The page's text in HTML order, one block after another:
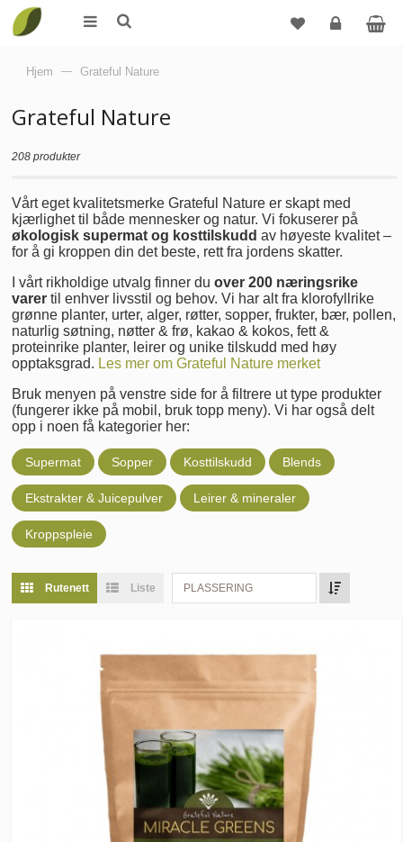
Hjem — Grateful Nature
Grateful Nature
208 produkter
Vårt eget kvalitetsmerke Grateful Nature er skapt med
kjærlighet til både mennesker og natur. Vi fokuserer på
økologisk supermat og kosttilskudd av høyeste kvalitet –
for å gi kroppen din det beste, rett fra jordens skatter.
I vårt rikholdige utvalg finner du over 200 næringsrike
varer til enhver livsstil og behov. Vi har alt fra klorofyllrike
grønne planter, urter, alger, røtter, sopper, frukter, bær, pollen,
naturlig søtning, nøtter & frø, kakao & kokos, fett &
proteinrike planter, leirer og unike tilskudd med høy
opptaksgrad. Les mer om Grateful Nature merket
Bruk menyen på venstre side for å filtrere ut type produkter
(fungerer ikke på mobil, bruk topp meny). Vi har også delt
opp i noen få kategorier her:
Supermat Sopper Kosttilskudd Blends
Ekstrakter & Juicepulver Leirer & mineraler
Kroppspleie
Rutenett Liste PLASSERING